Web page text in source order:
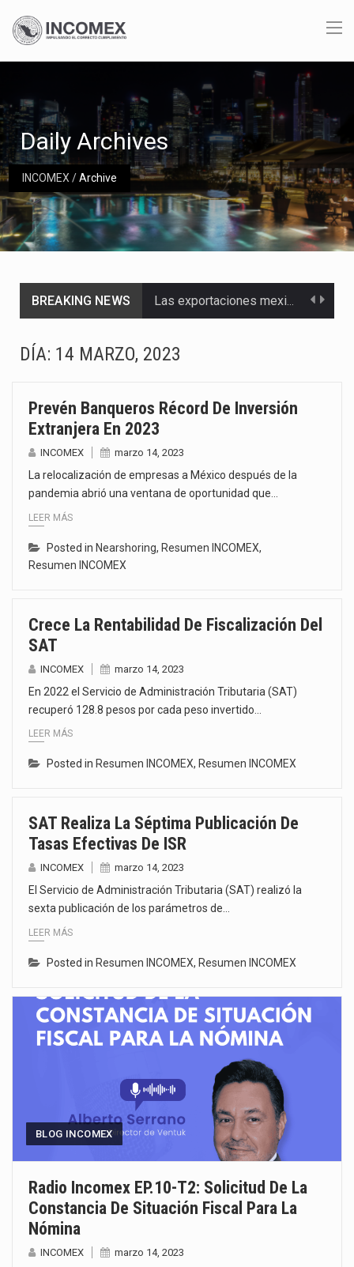
INCOMEX/Archive
Daily Archives
BREAKING NEWS Las exportaciones mexicanas de vehículos ligeros disminuyeron 9.67 % en julio a tasa anual, alcanzando…
Solo el 17.8 % de las empresas en México se considera totalmente preparada para la…
Los créditos fiscales determinados a empresas IMMEX rara vez nacen de una interpretación equivocada de…
El Departamento de Agricultura de Estados Unidos (USDA) suspendió el 5 de agosto de 2026…
DÍA: 14 MARZO, 2023
Prevén Banqueros Récord De Inversión
Extranjera En 2023
INCOMEX marzo 14, 2023
La relocalización de empresas a México después de la
pandemia abrió una ventana de oportunidad que…
LEER MÁS
Posted in Nearshoring, Resumen INCOMEX,
Resumen INCOMEX
Crece La Rentabilidad De Fiscalización Del
SAT
INCOMEX marzo 14, 2023
En 2022 el Servicio de Administración Tributaria (SAT)
recuperó 128.8 pesos por cada peso invertido…
LEER MÁS
Posted in Resumen INCOMEX, Resumen INCOMEX
SAT Realiza La Séptima Publicación De
Tasas Efectivas De ISR
INCOMEX marzo 14, 2023
El Servicio de Administración Tributaria (SAT) realizó la
sexta publicación de los parámetros de…
LEER MÁS
Posted in Resumen INCOMEX, Resumen INCOMEX
BLOG INCOMEX
Radio Incomex EP.10-T2: Solicitud De La
Constancia De Situación Fiscal Para La
Nómina
INCOMEX marzo 14, 2023